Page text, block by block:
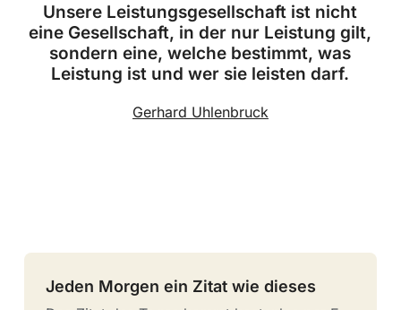
Unsere Leistungsgesellschaft ist nicht
eine Gesellschaft, in der nur Leistung gilt,
sondern eine, welche bestimmt, was
Leistung ist und wer sie leisten darf.
Gerhard Uhlenbruck
Jeden Morgen ein Zitat wie dieses